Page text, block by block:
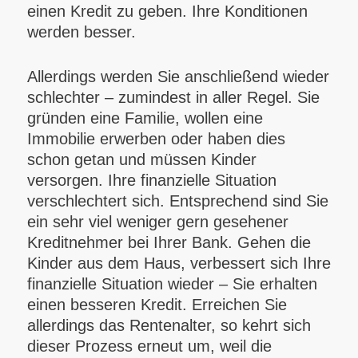
einen Kredit zu geben. Ihre Konditionen
werden besser.
Allerdings werden Sie anschließend wieder
schlechter – zumindest in aller Regel. Sie
gründen eine Familie, wollen eine
Immobilie erwerben oder haben dies
schon getan und müssen Kinder
versorgen. Ihre finanzielle Situation
verschlechtert sich. Entsprechend sind Sie
ein sehr viel weniger gern gesehener
Kreditnehmer bei Ihrer Bank. Gehen die
Kinder aus dem Haus, verbessert sich Ihre
finanzielle Situation wieder – Sie erhalten
einen besseren Kredit. Erreichen Sie
allerdings das Rentenalter, so kehrt sich
dieser Prozess erneut um, weil die